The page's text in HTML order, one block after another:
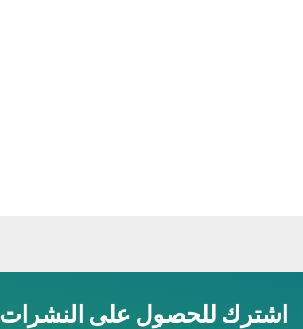
اشترك للحصول على النشرات